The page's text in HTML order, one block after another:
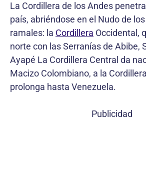
La Cordillera de los Andes
país, abriéndose en el Nudo de los
ramales: la Cordillera Occidental,
norte con las Serranías de Abibe,
Ayapé La Cordillera Central da
Macizo Colombiano, a la
prolonga hasta Venezuela.
Publicidad